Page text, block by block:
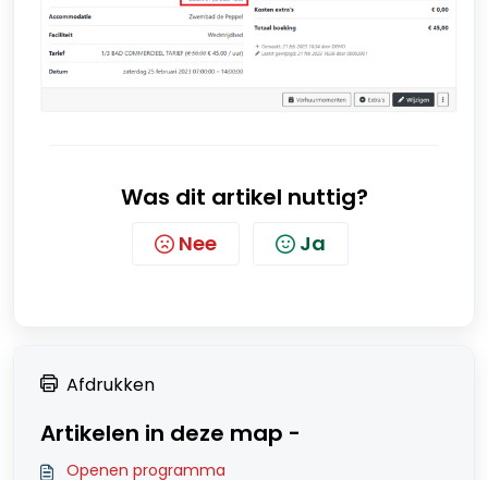
Was dit artikel nuttig?
Nee Ja
Afdrukken
Artikelen in deze map -
Openen programma